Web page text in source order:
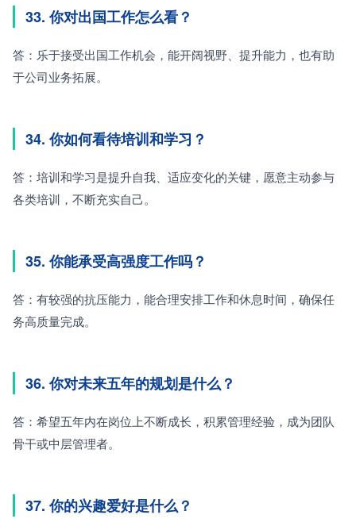
33. 你对出国工作怎么看？
答：乐于接受出国工作机会，能开阔视野、提升能力，也有助
于公司业务拓展。
34. 你如何看待培训和学习？
答：培训和学习是提升自我、适应变化的关键，愿意主动参与
各类培训，不断充实自己。
35. 你能承受高强度工作吗？
答：有较强的抗压能力，能合理安排工作和休息时间，确保任
务高质量完成。
36. 你对未来五年的规划是什么？
答：希望五年内在岗位上不断成长，积累管理经验，成为团队
骨干或中层管理者。
37. 你的兴趣爱好是什么？